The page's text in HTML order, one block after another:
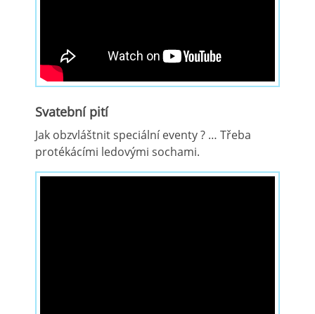
Svatební pití
Jak obzvláštnit speciální eventy ? … Třeba
protékácími ledovými sochami.